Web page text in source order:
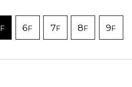
F 6F 7F 8F 9F